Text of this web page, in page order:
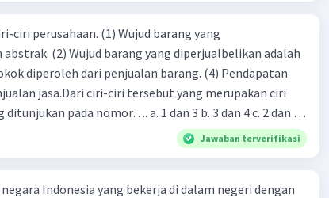
ciri perusahaan. (1) Wujud barang yang
(2) Wujud barang yang diperjualbelikan adalah
diperoleh dari penjualan barang. (4) Pendapatan
jasa.Dari ciri-ciri tersebut yang merupakan ciri
ditunjukan pada nomor…. a. 1 dan 3 b. 3 dan 4 c. 2 dan 3
Jawaban terverifikasi
Indonesia yang bekerja di dalam negeri dengan